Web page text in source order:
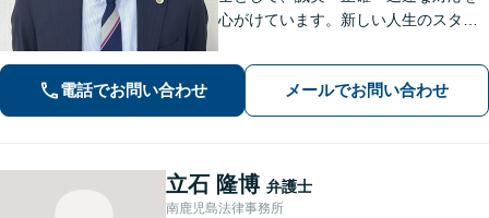
心がけています。新しい人生のスター
談ください【24時間メール問い合わせ
可】豊富な実践経験を活かし、スピー
ド解決を目指します。
電話でお問い合わせ メールでお問い合わせ
立石 隆博 弁護士
南鹿児島法律事務所